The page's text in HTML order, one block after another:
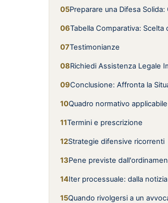
Preparare una Difesa
Tabella Comparativa:
Testimonianze
Richiedi Assistenza Legale
Conclusione: Affronta la
Quadro normativo applicabile
Termini e prescrizione
Strategie difensive ricorrenti
Pene previste
Iter processuale: dalla
Quando rivolgersi a un